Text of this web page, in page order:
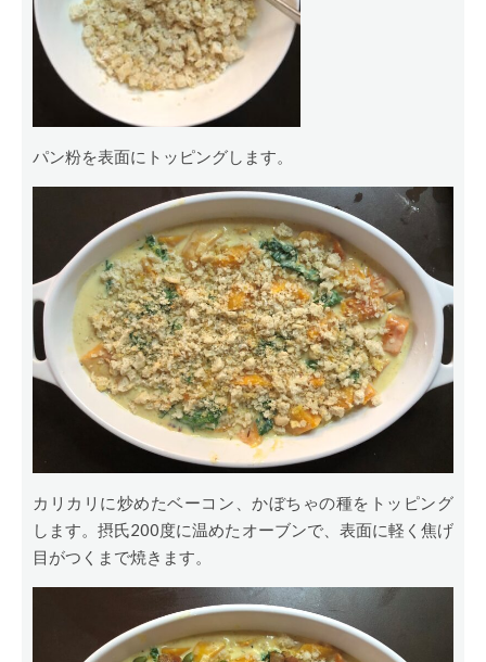
パン粉を表面にトッピングします。
カリカリに炒めたベーコン、かぼちゃの種をトッピング
します。摂氏200度に温めたオーブンで、表面に軽く焦げ
目がつくまで焼きます。